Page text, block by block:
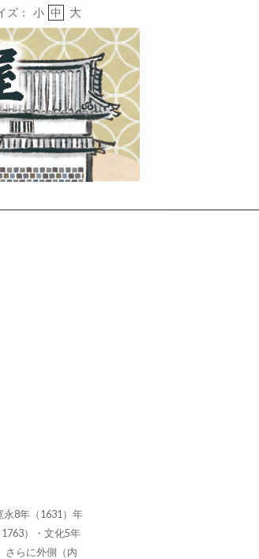
ズ： 小 中 大
8年（1631）年
）・文化5年
さらに外側（内